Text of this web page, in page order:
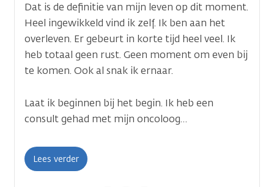
Dat is de definitie van mijn leven op dit moment.
Heel ingewikkeld vind ik zelf. Ik ben aan het
overleven. Er gebeurt in korte tijd heel veel. Ik
heb totaal geen rust. Geen moment om even bij
te komen. Ook al snak ik ernaar.
Laat ik beginnen bij het begin. Ik heb een
consult gehad met mijn oncoloog…
Lees verder